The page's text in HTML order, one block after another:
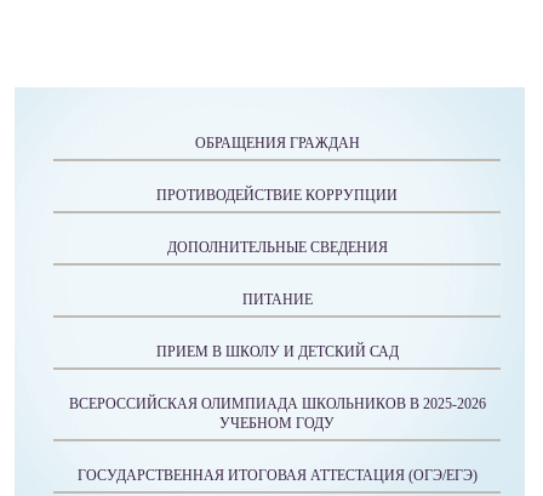
ОБРАЩЕНИЯ ГРАЖДАН
ПРОТИВОДЕЙСТВИЕ КОРРУПЦИИ
ДОПОЛНИТЕЛЬНЫЕ СВЕДЕНИЯ
ПИТАНИЕ
ПРИЕМ В ШКОЛУ И ДЕТСКИЙ САД
ВСЕРОССИЙСКАЯ ОЛИМПИАДА ШКОЛЬНИКОВ В 2025-2026
УЧЕБНОМ ГОДУ
ГОСУДАРСТВЕННАЯ ИТОГОВАЯ АТТЕСТАЦИЯ (ОГЭ/ЕГЭ)